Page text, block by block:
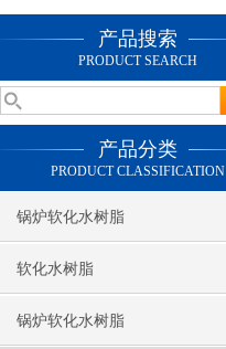
产品搜索
PRODUCT SEARCH
产品分类
PRODUCT CLASSIFICATION
锅炉软化水树脂
软化水树脂
锅炉软化水树脂